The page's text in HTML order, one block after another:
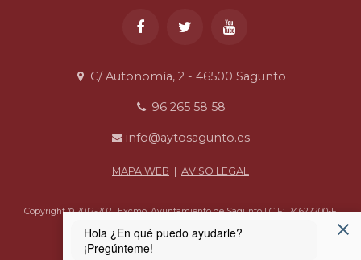
C/ Autonomía, 2 - 46500 Sagunto
96 265 58 58
info@aytosagunto.es
MAPA WEB AVISO LEGAL
Copyright © 2012-2021 Excmo. Ayuntamiento de Sagunto | CIF: P4622200-F